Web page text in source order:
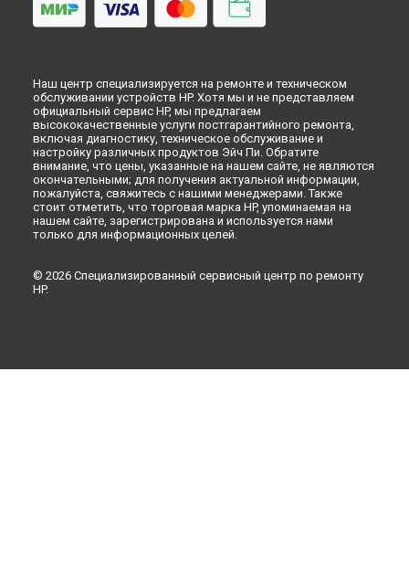
Наш центр специализируется на ремонте и техническом
обслуживании устройств HP. Хотя мы и не представляем
официальный сервис HP, мы предлагаем
высококачественные услуги постгарантийного ремонта,
включая диагностику, техническое обслуживание и
настройку различных продуктов Эйч Пи. Обратите
внимание, что цены, указанные на нашем сайте, не являются
окончательными; для получения актуальной информации,
пожалуйста, свяжитесь с нашими менеджерами. Также
стоит отметить, что торговая марка HP, упоминаемая на
нашем сайте, зарегистрирована и используется нами
только для информационных целей.
© 2026 Специализированный сервисный центр по ремонту
HP.